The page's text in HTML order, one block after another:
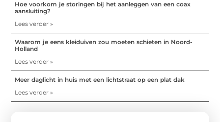
Hoe voorkom je storingen bij het aanleggen van een coax
aansluiting?
Lees verder »
Waarom je eens kleiduiven zou moeten schieten in Noord-
Holland
Lees verder »
Meer daglicht in huis met een lichtstraat op een plat dak
Lees verder »